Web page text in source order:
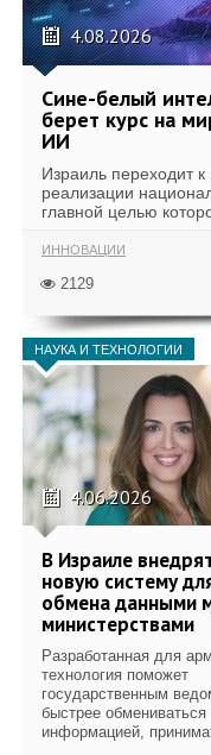
4.08.2026
Сине-белый
берет курс на
ИИ
Израиль переходит к
реализации
главной целью
ИННОВАЦИИ
2129
НАУКА И ТЕХНОЛОГИИ
4.06.2026
В Израиле
новую систему
обмена данными
министерствами
Разработанная для
технология поможет
государственным
быстрее обмениваться
информацией,